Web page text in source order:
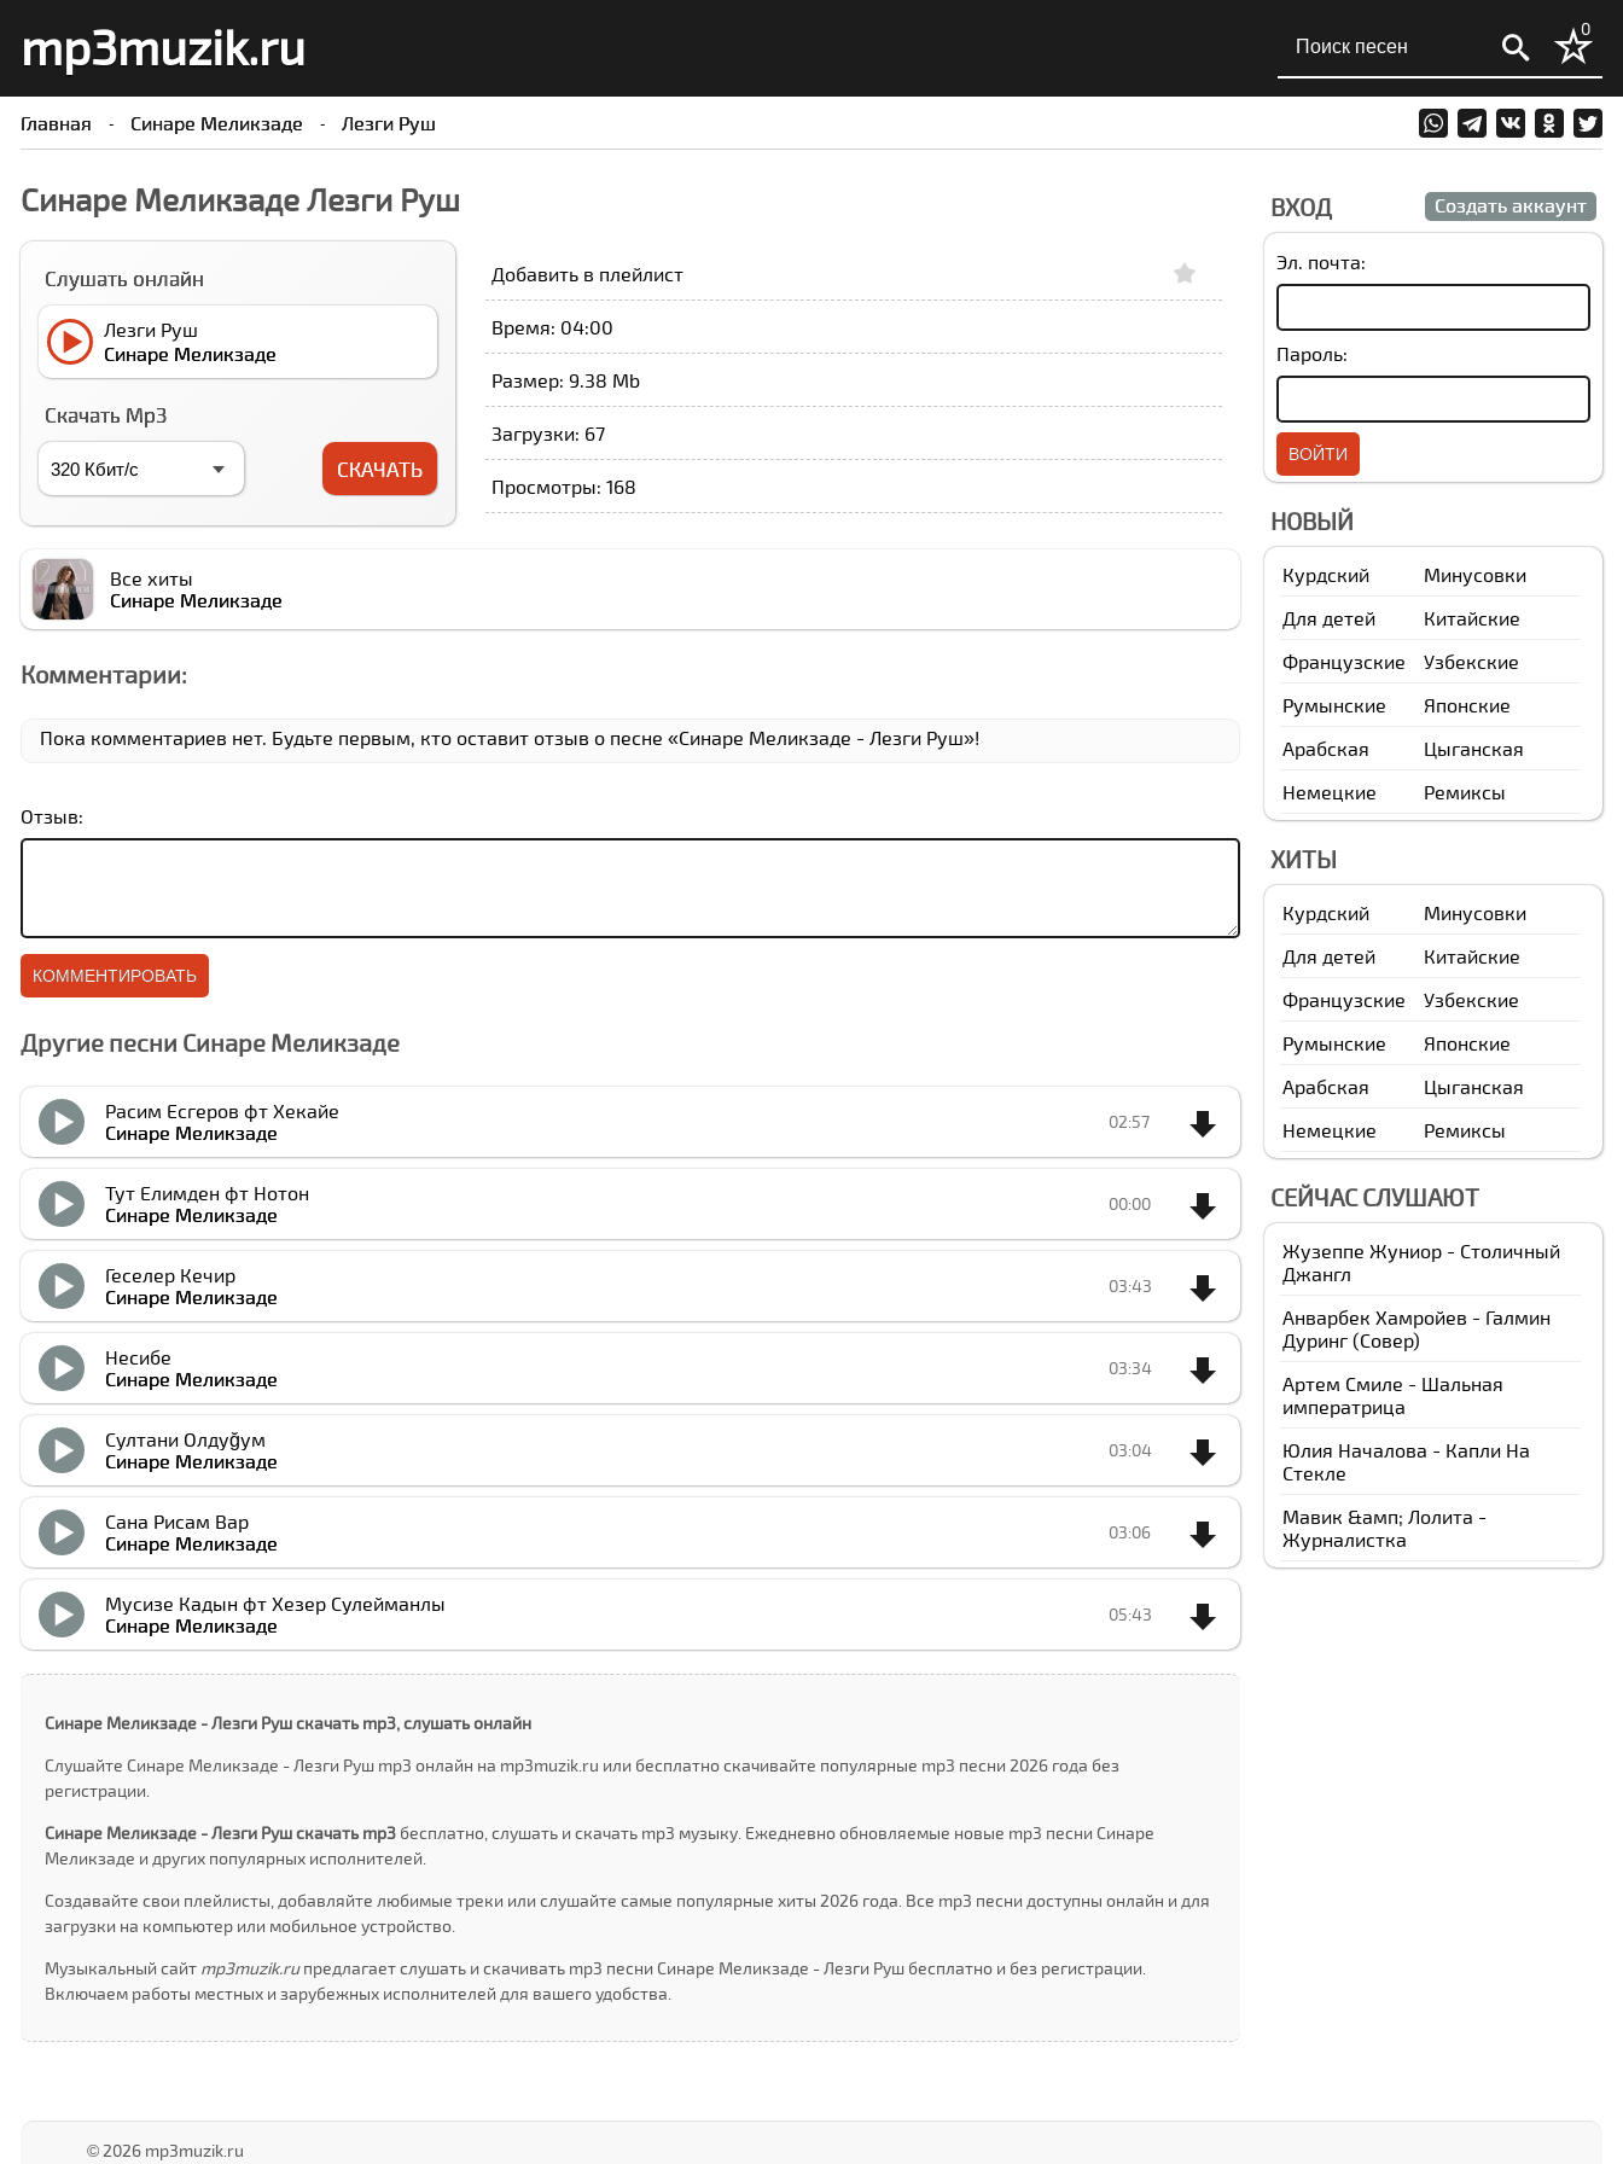
mp3muzik.ru 0
Главная Cинаре Меликзаде Лезги Руш
Cинаре Меликзаде Лезги Руш
Слушать онлайн
Лезги Руш
Cинаре Меликзаде
Скачать Mp3
СКАЧАТЬ
Добавить в плейлист
Время: 04:00
Размер: 9.38 Mb
Загрузки: 67
Просмотры: 168
Все хиты
Cинаре Меликзаде
Комментарии:
Пока комментариев нет. Будьте первым, кто оставит отзыв о песне «Cинаре Меликзаде - Лезги Руш»!
Отзыв:
Другие песни Cинаре Меликзаде
Расим Есгеров фт Хекайе
Cинаре Меликзаде
02:57
Тут Елимден фт Нотон
Cинаре Меликзаде
00:00
Геcелер Кечир
Cинаре Меликзаде
03:43
Неcибе
Cинаре Меликзаде
03:34
Султани Олдуğум
Cинаре Меликзаде
03:04
Сана Риcам Вар
Cинаре Меликзаде
03:06
Муcизе Кадын фт Хезер Сулейманлы
Cинаре Меликзаде
05:43
Cинаре Меликзаде - Лезги Руш скачать mp3, слушать онлайн
Слушайте Cинаре Меликзаде - Лезги Руш mp3 онлайн на mp3muzik.ru или бесплатно скачивайте популярные mp3 песни 2026 года без
регистрации.
Cинаре Меликзаде - Лезги Руш скачать mp3бесплатно, слушать и скачать mp3 музыку. Ежедневно обновляемые новые mp3 песни Cинаре
Меликзаде и других популярных исполнителей.
Создавайте свои плейлисты, добавляйте любимые треки или слушайте самые популярные хиты 2026 года. Все mp3 песни доступны онлайн и для
загрузки на компьютер или мобильное устройство.
Музыкальный сайт mp3muzik.ruпредлагает слушать и скачивать mp3 песни Cинаре Меликзаде - Лезги Руш бесплатно и без регистрации.
Включаем работы местных и зарубежных исполнителей для вашего удобства.
ВХОД Создать аккаунт
Эл. почта:
Пароль:
НОВЫЙ
Курдский
Минусовки
Для детей
Китайские
Французские
Узбекские
Румынские
Японские
Арабская
Цыганская
Немецкие
Ремиксы
ХИТЫ
Курдский
Минусовки
Для детей
Китайские
Французские
Узбекские
Румынские
Японские
Арабская
Цыганская
Немецкие
Ремиксы
СЕЙЧАС СЛУШАЮТ
Жузеппе Жуниор - Столичный
Джангл
Анварбек Xамройев - Галмин
Дуринг (Cовер)
Артем Смиле - Шальная
императрица
Юлия Началова - Капли На
Стекле
Мавик &амп; Лолита -
Журналистка
© 2026 mp3muzik.ru